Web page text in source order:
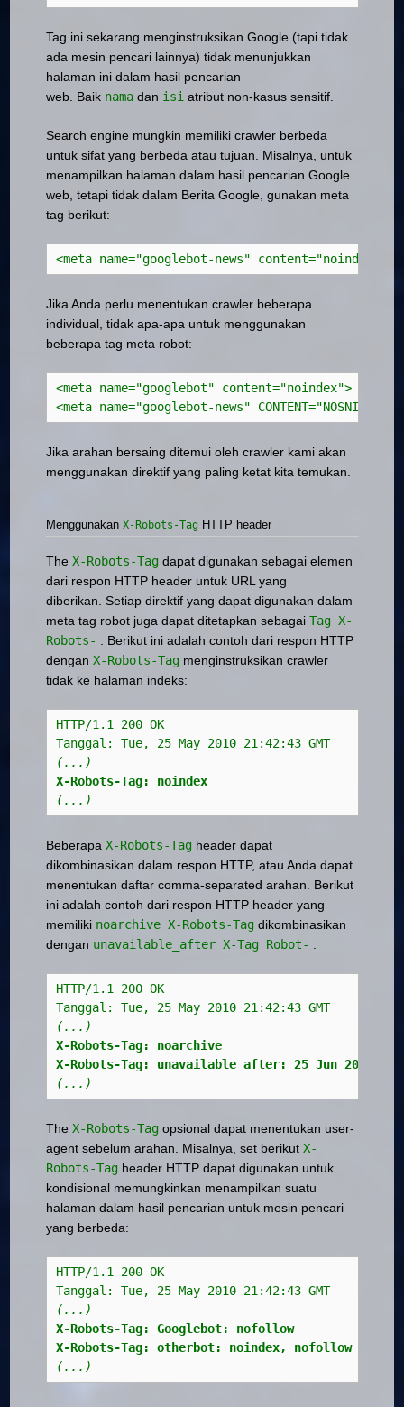
Tag ini sekarang menginstruksikan Google (tapi tidak
ada mesin pencari lainnya) tidak menunjukkan
halaman ini dalam hasil pencarian
web. Baik nama dan isi atribut non-kasus sensitif.
Search engine mungkin memiliki crawler berbeda
untuk sifat yang berbeda atau tujuan. Misalnya, untuk
menampilkan halaman dalam hasil pencarian Google
web, tetapi tidak dalam Berita Google, gunakan meta
tag berikut:
<meta name="googlebot-news" content="noindex" />
Jika Anda perlu menentukan crawler beberapa
individual, tidak apa-apa untuk menggunakan
beberapa tag meta robot:
<meta name="googlebot" content="noindex">
<meta name="googlebot-news" CONTENT="NOSNIPPET">
Jika arahan bersaing ditemui oleh crawler kami akan
menggunakan direktif yang paling ketat kita temukan.
MenggunakanX-Robots-Tag HTTP header
TheX-Robots-Tag dapat digunakan sebagai elemen
dari respon HTTP header untuk URL yang
diberikan. Setiap direktif yang dapat digunakan dalam
meta tag robot juga dapat ditetapkan sebagaiTag X-
Robots-
. Berikut ini adalah contoh dari respon HTTP
denganX-Robots-Tag menginstruksikan crawler
tidak ke halaman indeks:
HTTP/1.1 200 OK
Tanggal: Tue, 25 May 2010 21:42:43 GMT
(...)
X-Robots-Tag: noindex
(...)
BeberapaX-Robots-Tag header dapat
dikombinasikan dalam respon HTTP, atau Anda dapat
menentukan daftar comma-separated arahan. Berikut
ini adalah contoh dari respon HTTP header yang
memiliki noarchiveX-Robots-Tag dikombinasikan
dengan unavailable_afterX-Tag Robot-
HTTP/1.1 200 OK
Tanggal: Tue, 25 May 2010 21:42:43 GMT
(...)
X-Robots-Tag: noarchive
X-Robots-Tag: unavailable_after: 25 Jun 2010
(...)
TheX-Robots-Tag opsional dapat menentukan user-
agent sebelum arahan. Misalnya, set berikutX-
Robots-Tag header HTTP dapat digunakan untuk
kondisional memungkinkan menampilkan suatu
halaman dalam hasil pencarian untuk mesin pencari
yang berbeda:
HTTP/1.1 200 OK
Tanggal: Tue, 25 May 2010 21:42:43 GMT
(...)
X-Robots-Tag: Googlebot: nofollow
X-Robots-Tag: otherbot: noindex, nofollow
(...)